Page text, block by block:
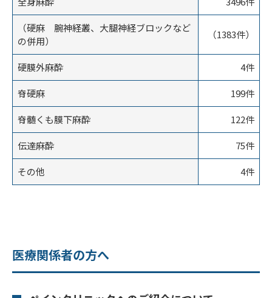
（硬麻 腕神経叢、大腿神経ブロックなど
の併用）
（1383件）
硬膜外麻酔 4件
脊硬麻 199件
脊髄くも膜下麻酔 122件
伝達麻酔 75件
その他 4件
医療関係者の方へ